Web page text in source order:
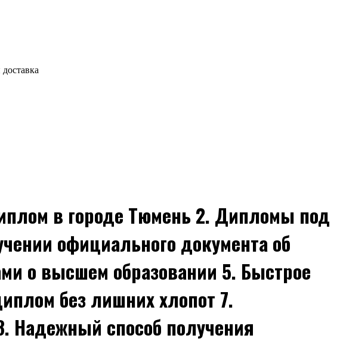
в городе Тюмень 2. Дипломы под
официального документа об
о высшем образовании 5. Быстрое
без лишних хлопот 7.
Надежный способ получения